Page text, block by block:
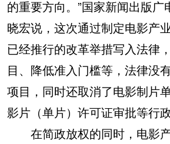
的重要方向。”国家新闻出版广
晓宏说，这次通过制定电影产
已经推行的改革举措写入法律
目、降低准入门槛等，法律没
项目，同时还取消了电影制片
影片（单片）许可证审批等行
在简政放权的同时，电影